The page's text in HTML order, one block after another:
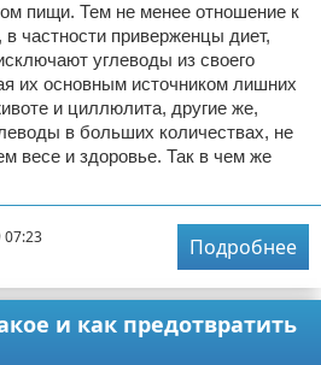
пищи. Тем не менее отношение к
частности приверженцы диет,
углеводы из своего
их основным источником лишних
и циллюлита, другие же,
в больших количествах, не
весе и здоровье. Так в чем же
07:23
Подробнее
и как предотвратить